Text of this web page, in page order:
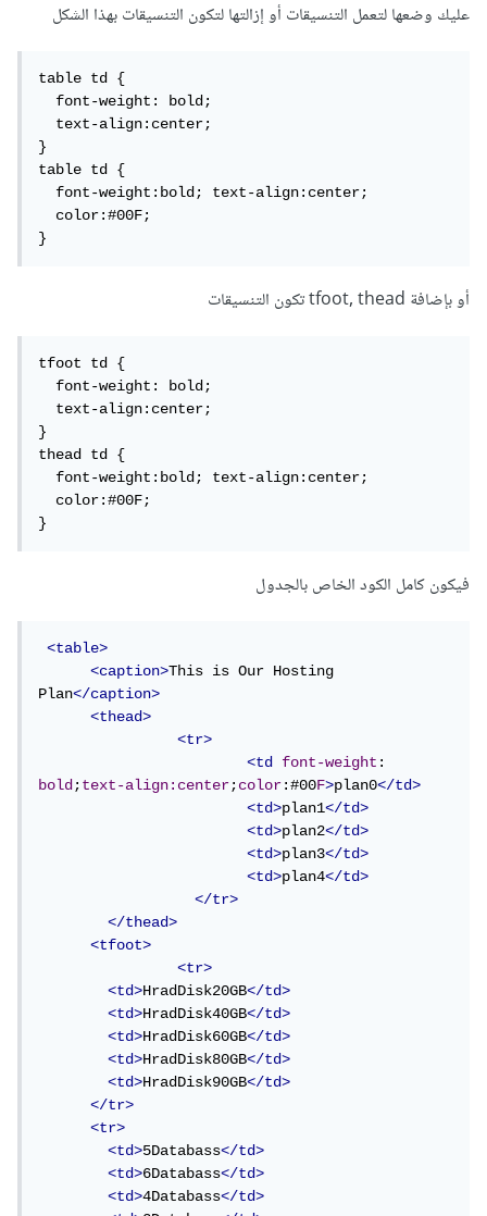
عليك وضعها لتعمل التنسيقات أو إزالتها لتكون التنسيقات بهذا الشكل
table td {
  font-weight: bold;
  text-align:center;
}
table td {
  font-weight:bold; text-align:center;
  color:#00F;
}
أو بإضافة tfoot, thead تكون التنسيقات
tfoot td {
  font-weight: bold;
  text-align:center;
}
thead td {
  font-weight:bold; text-align:center;
  color:#00F;
}
فيكون كامل الكود الخاص بالجدول
<table>
<caption>This is Our Hosting
Plan</caption>
<thead>
<tr>
<td
font-weight
bold;text-align:center;color:#00F>plan0</td>
<td>plan1</td>
<td>plan2</td>
<td>plan3</td>
<td>plan4</td>
</tr>
</thead>
<tfoot>
<tr>
<td>HradDisk20GB</td>
<td>HradDisk40GB</td>
<td>HradDisk60GB</td>
<td>HradDisk80GB</td>
<td>HradDisk90GB</td>
</tr>
<tr>
<td>5Databass</td>
<td>6Databass</td>
<td>4Databass</td>